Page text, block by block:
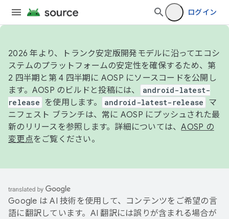
ログイン
2026 年より、トランク安定版開発モデルに沿ってエコシ
ステムのプラットフォームの安定性を確保するため、第
2 四半期と第 4 四半期に AOSP にソースコードを公開し
ます。AOSP のビルドと投稿には、
android-latest-
release
を使用します。 android-latest-release
マ
ニフェスト ブランチは、常に AOSP にプッシュされた最
新のリリースを参照します。詳細については、AOSP の
変更点をご覧ください。
Google は AI 技術を使用して、コンテンツをご希望の言
語に翻訳しています。AI 翻訳には誤りが含まれる場合が